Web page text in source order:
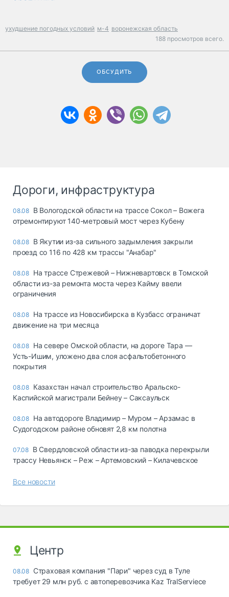
ухудшение погодных условий м-4 воронежская область
188 просмотров всего.
ОБСУДИТЬ
Дороги, инфраструктура
08.08 В Вологодской области на трассе Сокол – Вожега
отремонтируют 140-метровый мост через Кубену
08.08 В Якутии из-за сильного задымления закрыли
проезд со 116 по 428 км трассы "Анабар"
08.08 На трассе Стрежевой – Нижневартовск в Томской
области из-за ремонта моста через Кайму ввели
ограничения
08.08 На трассе из Новосибирска в Кузбасс ограничат
движение на три месяца
08.08 На севере Омской области, на дороге Тара —
Усть-Ишим, уложено два слоя асфальтобетонного
покрытия
08.08 Казахстан начал строительство Аральско-
Каспийской магистрали Бейнеу – Саксаульск
08.08 На автодороге Владимир – Муром – Арзамас в
Судогодском районе обновят 2,8 км полотна
07.08 В Свердловской области из-за паводка перекрыли
трассу Невьянск – Реж – Артемовский – Килачевское
Все новости
Центр
08.08 Страховая компания "Пари" через суд в Туле
требует 29 млн руб. с автоперевозчика Kaz TralServiece